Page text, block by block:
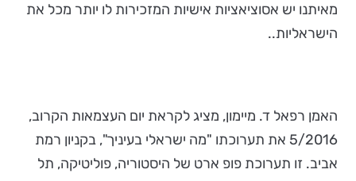
מאיתנו יש אסוציאציות אישיות המזכירות לו יותר מכל את
הישראליות..
האמן רפאל ד. מיימון, מציג לקראת יום העצמאות הקרוב,
5/2016 את תערוכתו "מה ישראלי בעיניך", בקניון רמת
אביב. זו תערוכת פופ ארט של היסטוריה, פוליטיקה, תל